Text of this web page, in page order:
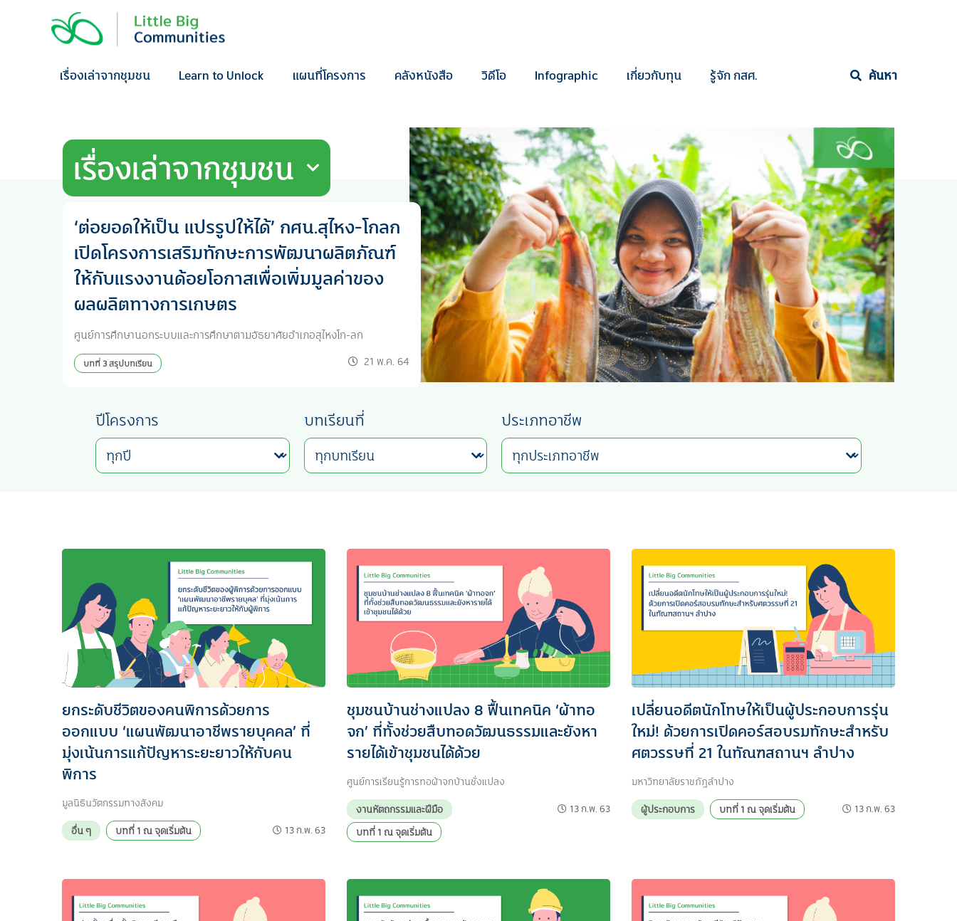
เรื่องเล่าจากชุมชน
Learn to Unlock แผนที่โครงการ คลังหนังสือ วิดีโอ Infographic เกี่ยวกับทุน รู้จัก กสศ. ค้นหา
เรื่องเล่าจากชุมชน
‘ต่อยอดให้เป็น แปรรูปให้ได้’ กศน.สุไหง-โกลก
เปิดโครงการเสริมทักษะการพัฒนาผลิตภัณฑ์
ให้กับแรงงานด้อยโอกาสเพื่อเพิ่มมูลค่าของ
ผลผลิตทางการเกษตร
ศูนย์การศึกษานอกระบบและการศึกษาตามอัธยาศัยอำเภอสุไหงโก-ลก
บทที่ 3 สรุปบทเรียน 21 พ.ค. 64
ปีโครงการ บทเรียนที่ ประเภทอาชีพ
ยกระดับชีวิตของคนพิการด้วยการ
ออกแบบ ‘แผนพัฒนาอาชีพรายบุคคล’ ที่
มุ่งเน้นการแก้ปัญหาระยะยาวให้กับคน
พิการ
มูลนิธินวัตกรรมทางสังคม
อื่น ๆ บทที่ 1 ณ จุดเริ่มต้น 13 ก.พ. 63
ชุมชนบ้านช่างแปลง 8 ฟื้นเทคนิค ‘ผ้าทอ
จก’ ที่ทั้งช่วยสืบทอดวัฒนธรรมและยังหา
รายได้เข้าชุมชนได้ด้วย
ศูนย์การเรียนรู้การทอผ้าจกบ้านชั่งแปลง
งานหัตถกรรมและฝีมือ
บทที่ 1 ณ จุดเริ่มต้น
13 ก.พ. 63
เปลี่ยนอดีตนักโทษให้เป็นผู้ประกอบการรุ่น
ใหม่! ด้วยการเปิดคอร์สอบรมทักษะสำหรับ
ศตวรรษที่ 21 ในทัณฑสถานฯ ลำปาง
มหาวิทยาลัยราชภัฎลำปาง
ผู้ประกอบการ บทที่ 1 ณ จุดเริ่มต้น 13 ก.พ. 63